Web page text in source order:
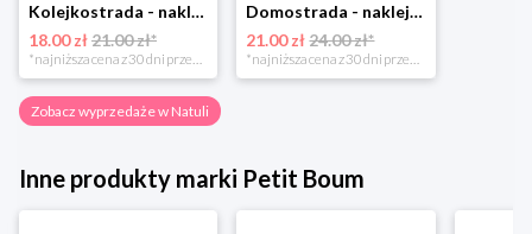
Kolejkostrada - naklejaj tory Zuzutoys
18.00 zł21.00 zł*
*najniższa cena z 30 dni przed obniżką
Domostrada - naklejaj ulice Zuzutoys
21.00 zł 24.00 zł*
*najniższa cena z 30 dni przed obniżką
Zobacz wyprzedaże w Natuli
Inne produkty marki Petit Boum